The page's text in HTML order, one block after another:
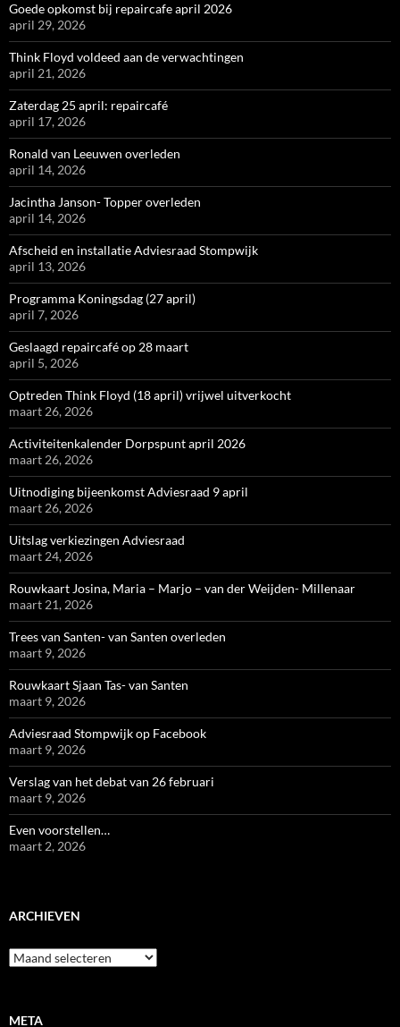
Goede opkomst bij repaircafe april 2026
april 29, 2026
Think Floyd voldeed aan de verwachtingen
april 21, 2026
Zaterdag 25 april: repaircafé
april 17, 2026
Ronald van Leeuwen overleden
april 14, 2026
Jacintha Janson- Topper overleden
april 14, 2026
Afscheid en installatie Adviesraad Stompwijk
april 13, 2026
Programma Koningsdag (27 april)
april 7, 2026
Geslaagd repaircafé op 28 maart
april 5, 2026
Optreden Think Floyd (18 april) vrijwel uitverkocht
maart 26, 2026
Activiteitenkalender Dorpspunt april 2026
maart 26, 2026
Uitnodiging bijeenkomst Adviesraad 9 april
maart 26, 2026
Uitslag verkiezingen Adviesraad
maart 24, 2026
Rouwkaart Josina, Maria – Marjo – van der Weijden- Millenaar
maart 21, 2026
Trees van Santen- van Santen overleden
maart 9, 2026
Rouwkaart Sjaan Tas- van Santen
maart 9, 2026
Adviesraad Stompwijk op Facebook
maart 9, 2026
Verslag van het debat van 26 februari
maart 9, 2026
Even voorstellen…
maart 2, 2026
ARCHIEVEN
Archieven
META